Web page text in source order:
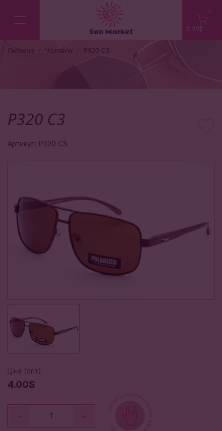
0
0.00$
Головна Чоловічі P320 C3
P320 C3
Артикул: P320 C3
Ціна (опт):
4.00$
- + Швидко відправимо при замовленні до 14-00